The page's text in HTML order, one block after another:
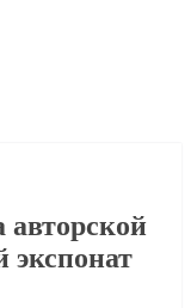
авторской
экспонат